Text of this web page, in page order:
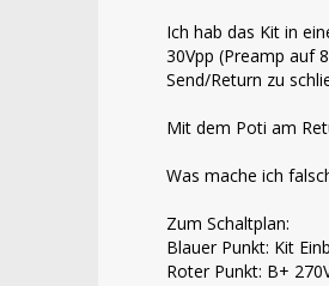
Ich hab das Kit in
30Vpp (Preamp auf
Send/Return zu
Mit dem Poti am
Was mache ich
Zum Schaltplan:
Blauer Punkt: Kit
Roter Punkt: B+